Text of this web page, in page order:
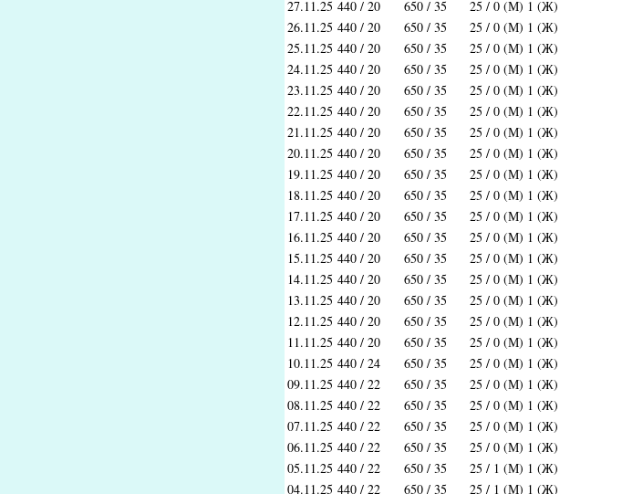
27.11.25 440 / 20 650 / 35
25 / 0 (М) 1 (Ж)
26.11.25 440 / 20 650 / 35
25 / 0 (М) 1 (Ж)
25.11.25 440 / 20 650 / 35
25 / 0 (М) 1 (Ж)
24.11.25 440 / 20 650 / 35
25 / 0 (М) 1 (Ж)
23.11.25 440 / 20 650 / 35
25 / 0 (М) 1 (Ж)
22.11.25 440 / 20 650 / 35
25 / 0 (М) 1 (Ж)
21.11.25 440 / 20 650 / 35
25 / 0 (М) 1 (Ж)
20.11.25 440 / 20 650 / 35
25 / 0 (М) 1 (Ж)
19.11.25 440 / 20 650 / 35
25 / 0 (М) 1 (Ж)
18.11.25 440 / 20 650 / 35
25 / 0 (М) 1 (Ж)
17.11.25 440 / 20 650 / 35
25 / 0 (М) 1 (Ж)
16.11.25 440 / 20 650 / 35
25 / 0 (М) 1 (Ж)
15.11.25 440 / 20 650 / 35
25 / 0 (М) 1 (Ж)
14.11.25 440 / 20 650 / 35
25 / 0 (М) 1 (Ж)
13.11.25 440 / 20 650 / 35
25 / 0 (М) 1 (Ж)
12.11.25 440 / 20 650 / 35
25 / 0 (М) 1 (Ж)
11.11.25 440 / 20 650 / 35
25 / 0 (М) 1 (Ж)
10.11.25 440 / 24 650 / 35
25 / 0 (М) 1 (Ж)
09.11.25 440 / 22 650 / 35
25 / 0 (М) 1 (Ж)
08.11.25 440 / 22 650 / 35
25 / 0 (М) 1 (Ж)
07.11.25 440 / 22 650 / 35
25 / 0 (М) 1 (Ж)
06.11.25 440 / 22 650 / 35
25 / 0 (М) 1 (Ж)
05.11.25 440 / 22 650 / 35
25 / 1 (М) 1 (Ж)
04.11.25 440 / 22 650 / 35
25 / 1 (М) 1 (Ж)